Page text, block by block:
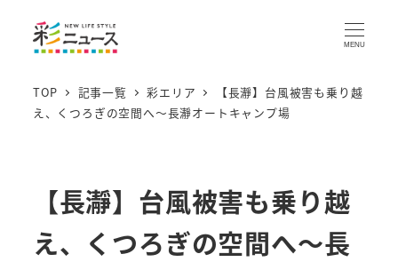
MENU
TOP 記事一覧 彩エリア
【長瀞】台風被害も乗り越
え、くつろぎの空間へ～長瀞オートキャンプ場
【長瀞】台風被害も乗り越
え、くつろぎの空間へ～長